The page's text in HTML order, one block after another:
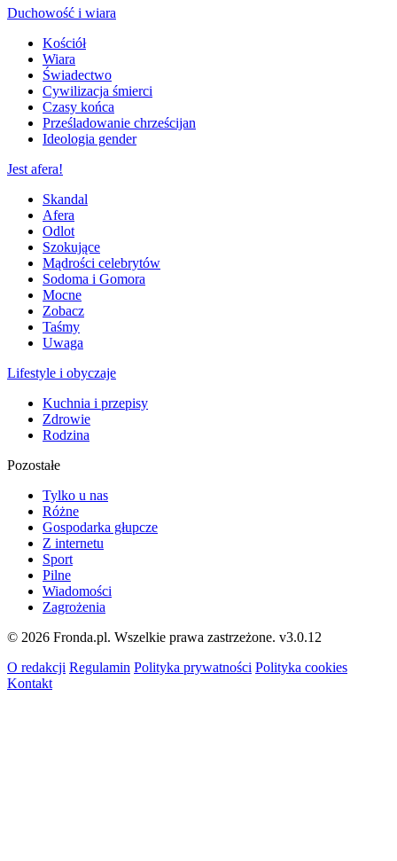
Duchowość i wiara
Kościół
Wiara
Świadectwo
Cywilizacja śmierci
Czasy końca
Prześladowanie chrześcijan
Ideologia gender
Jest afera!
Skandal
Afera
Odlot
Szokujące
Mądrości celebrytów
Sodoma i Gomora
Mocne
Zobacz
Taśmy
Uwaga
Lifestyle i obyczaje
Kuchnia i przepisy
Zdrowie
Rodzina
Pozostałe
Tylko u nas
Różne
Gospodarka głupcze
Z internetu
Sport
Pilne
Wiadomości
Zagrożenia
© 2026 Fronda.pl. Wszelkie prawa zastrzeżone. v3.0.12
O redakcji Regulamin Polityka prywatności Polityka cookies
Kontakt